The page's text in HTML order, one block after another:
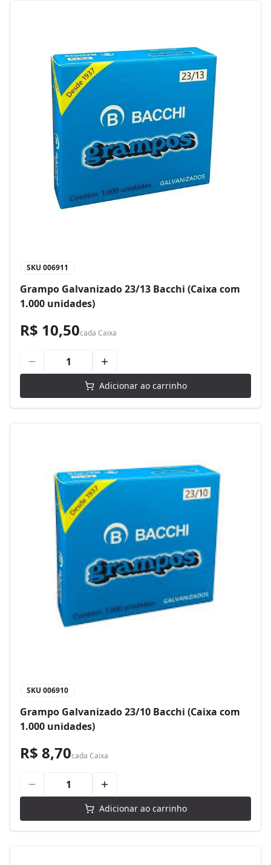
SKU 006911
Grampo Galvanizado 23/13 Bacchi (Caixa com
1.000 unidades)
R$ 10,50cada Caixa
Adicionar ao carrinho
SKU 006910
Grampo Galvanizado 23/10 Bacchi (Caixa com
1.000 unidades)
R$ 8,70cada Caixa
Adicionar ao carrinho